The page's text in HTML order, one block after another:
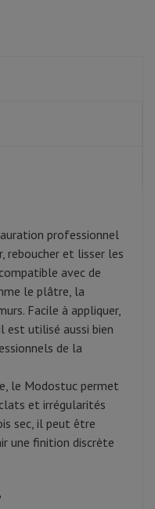
professionnel
reboucher et lisser les
avec de
le plâtre, la
Facile à appliquer,
est utilisé aussi bien
de la
le Modostuc permet
et irrégularités
sec, il peut être
une finition discrète